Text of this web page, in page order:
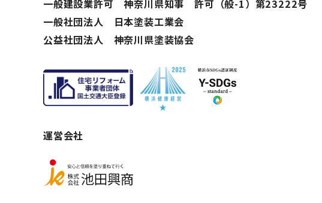
一般建設業許可 神奈川県知事 許可（般-1）第23222号
一般社団法人 日本塗装工業会
公益社団法人 神奈川県塗装協会
運営会社